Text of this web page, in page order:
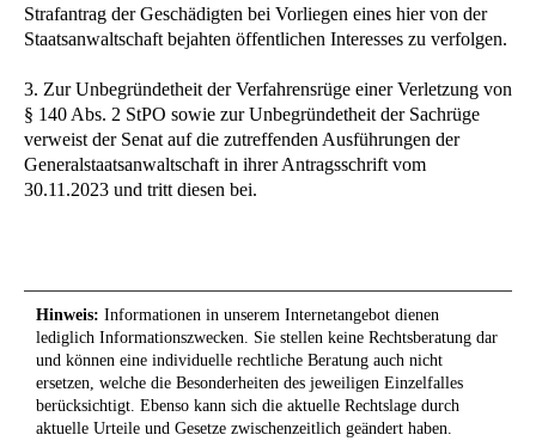
Strafantrag der Geschädigten bei Vorliegen eines hier von der
Staatsanwaltschaft bejahten öffentlichen Interesses zu verfolgen.
3. Zur Unbegründetheit der Verfahrensrüge einer Verletzung von
§ 140 Abs. 2 StPO sowie zur Unbegründetheit der Sachrüge
verweist der Senat auf die zutreffenden Ausführungen der
Generalstaatsanwaltschaft in ihrer Antragsschrift vom
30.11.2023 und tritt diesen bei.
Hinweis: Informationen in unserem Internetangebot dienen
lediglich Informationszwecken. Sie stellen keine Rechtsberatung dar
und können eine individuelle rechtliche Beratung auch nicht
ersetzen, welche die Besonderheiten des jeweiligen Einzelfalles
berücksichtigt. Ebenso kann sich die aktuelle Rechtslage durch
aktuelle Urteile und Gesetze zwischenzeitlich geändert haben.